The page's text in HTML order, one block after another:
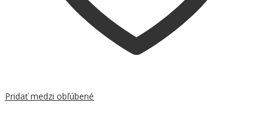
Pridať medzi obľúbené